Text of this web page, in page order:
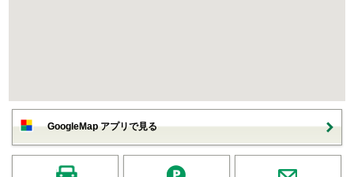
GoogleMap アプリで見る